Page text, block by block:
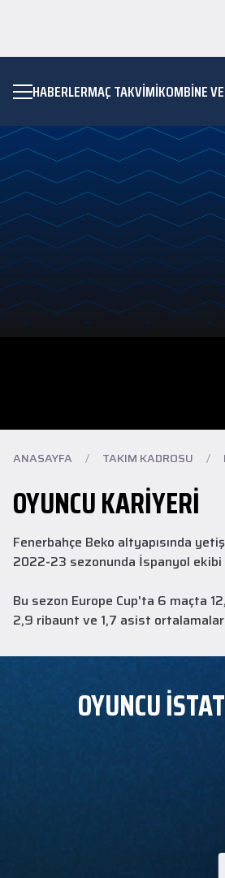
HABERLERMAÇ TAKVIMIKOMBİNE
ANASAYFA / TAKIM KADROSU /
OYUNCU KARIYERI
Fenerbahçe Beko altyapısında
2022-23 sezonunda İspanyol ekibi
Bu sezon Europe Cup'ta 6 maçta
2,9 ribaunt ve 1,7 asist
OYUNCU